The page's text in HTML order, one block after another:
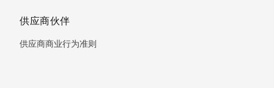
供应商伙伴
供应商商业行为准则